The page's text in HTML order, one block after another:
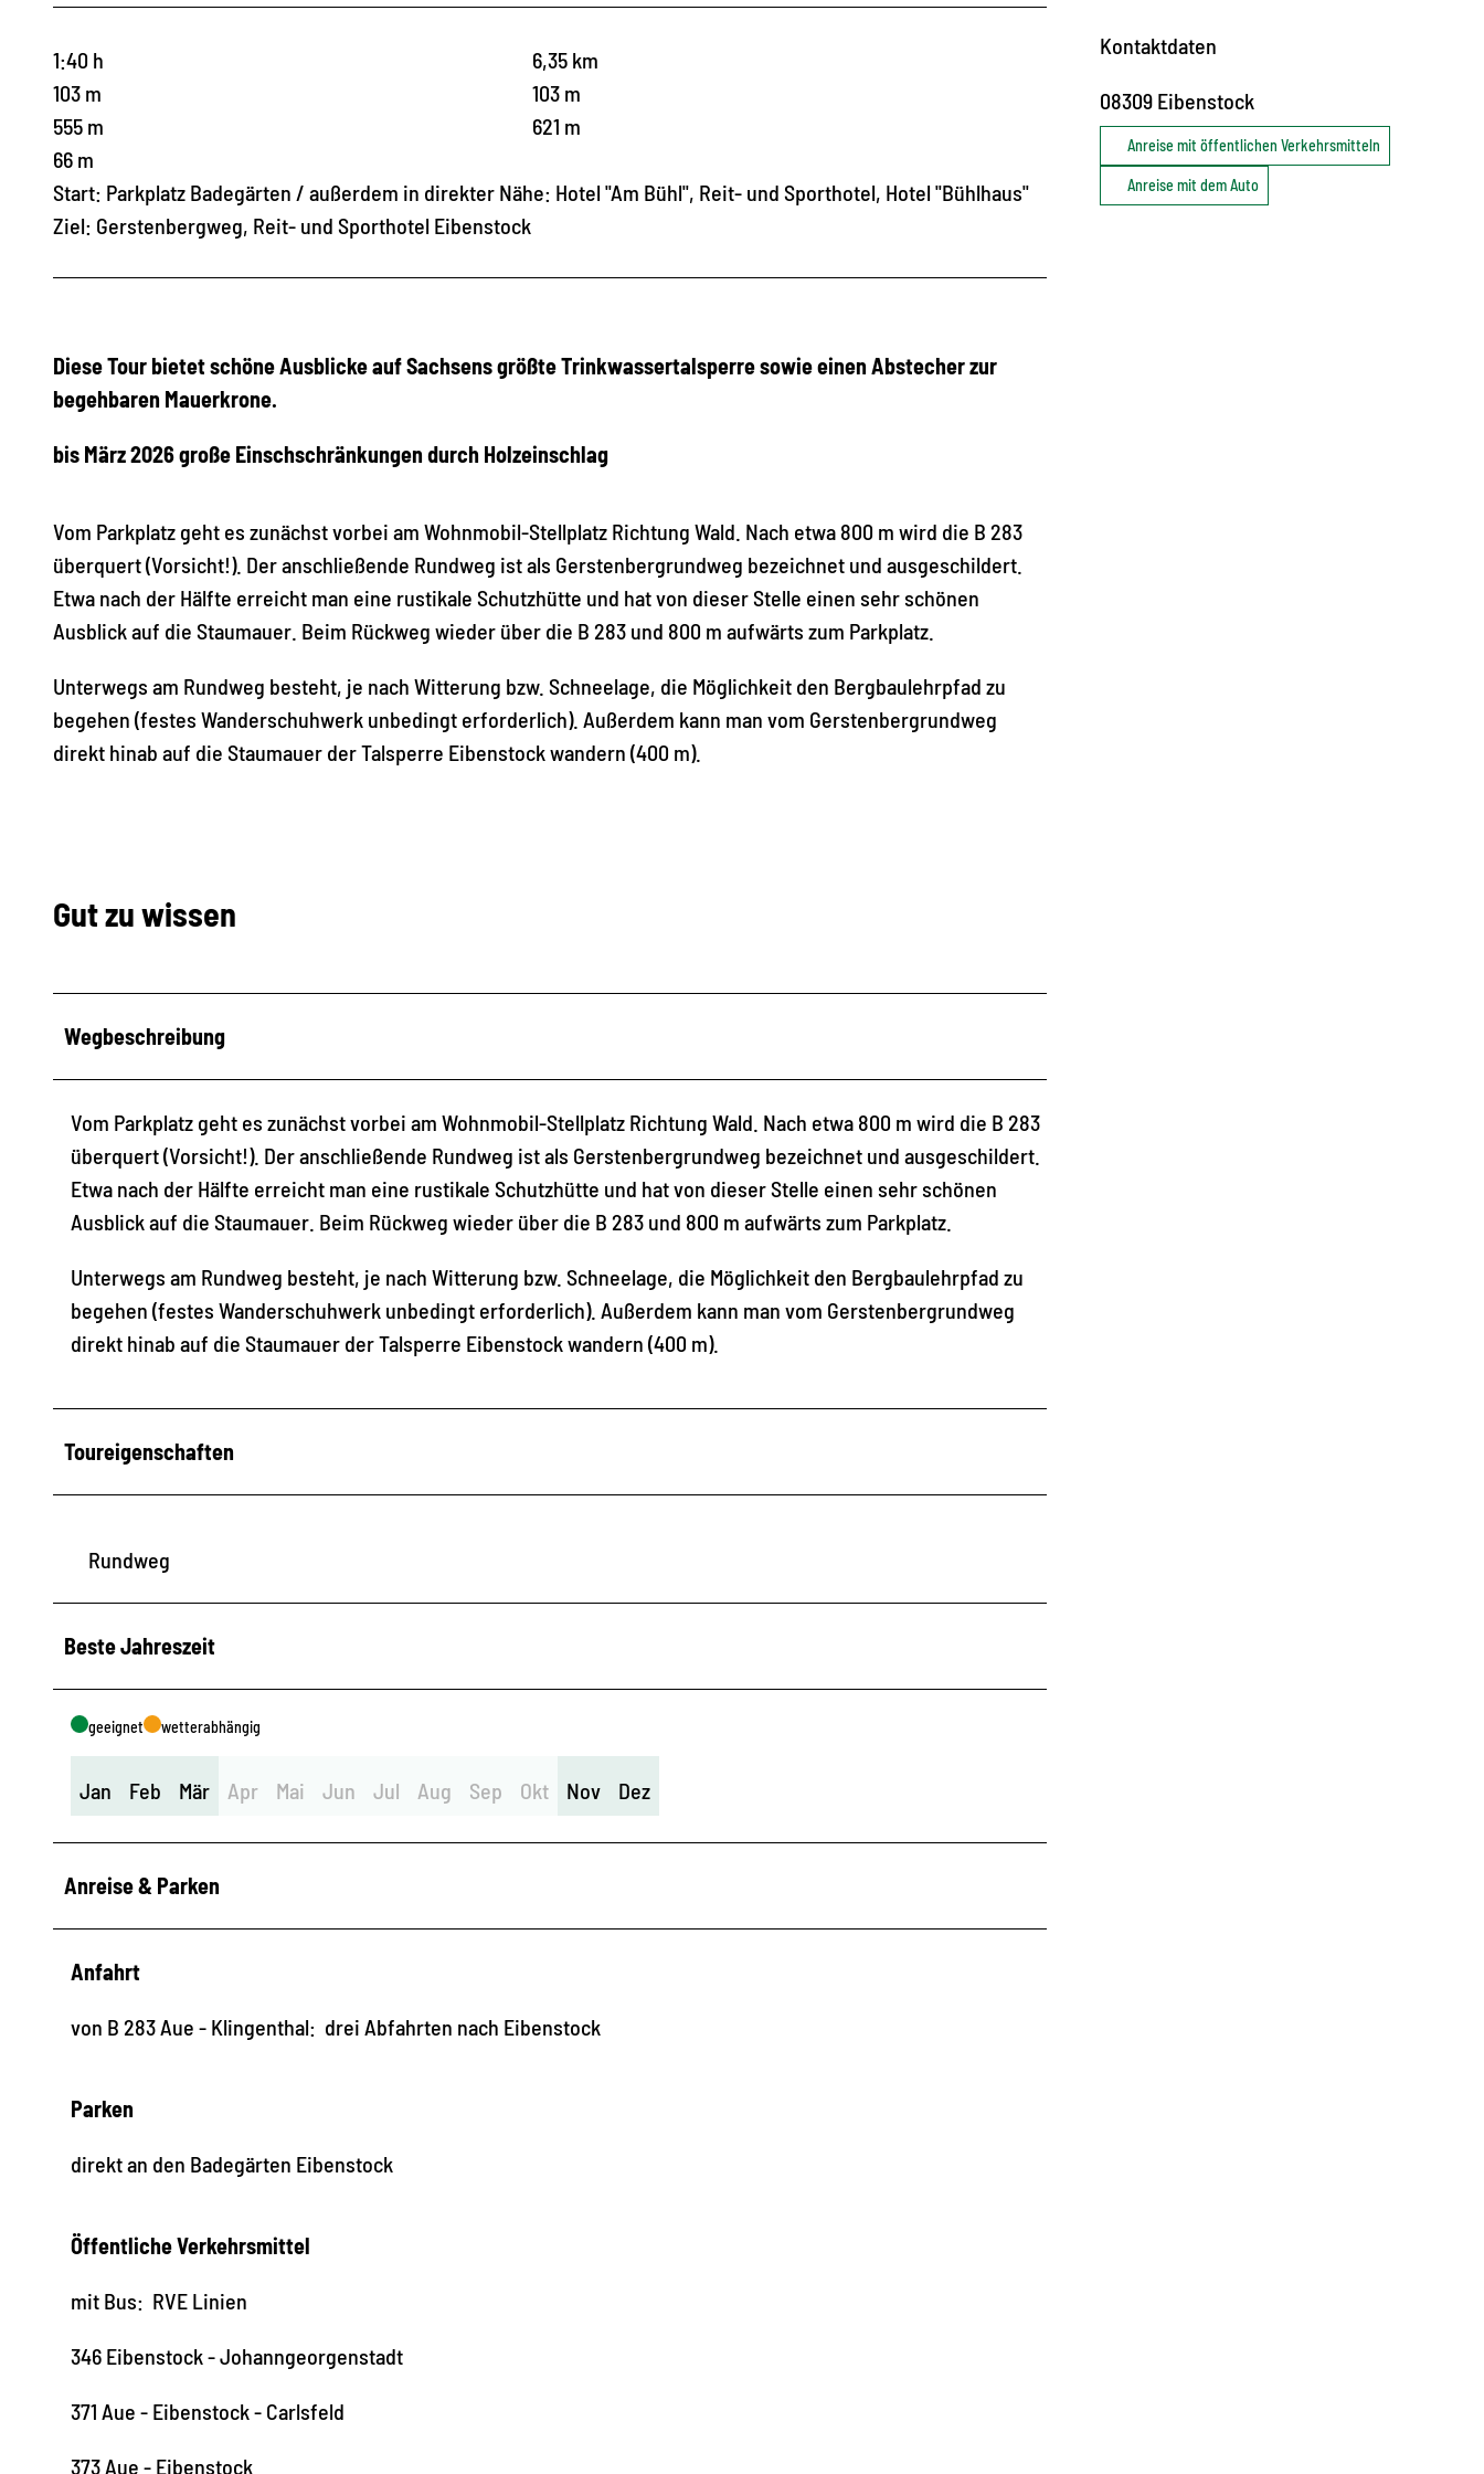
1:40 h
6,35 km
103 m
103 m
555 m
621 m
66 m
Start: Parkplatz Badegärten / außerdem in direkter Nähe: Hotel "Am Bühl", Reit- und Sporthotel, Hotel "Bühlhaus"
Ziel: Gerstenbergweg, Reit- und Sporthotel Eibenstock
Diese Tour bietet schöne Ausblicke auf Sachsens größte Trinkwassertalsperre sowie einen Abstecher zur
begehbaren Mauerkrone.
bis März 2026 große Einschschränkungen durch Holzeinschlag
Vom Parkplatz geht es zunächst vorbei am Wohnmobil-Stellplatz Richtung Wald. Nach etwa 800 m wird die B 283
überquert (Vorsicht!). Der anschließende Rundweg ist als Gerstenbergrundweg bezeichnet und ausgeschildert.
Etwa nach der Hälfte erreicht man eine rustikale Schutzhütte und hat von dieser Stelle einen sehr schönen
Ausblick auf die Staumauer. Beim Rückweg wieder über die B 283 und 800 m aufwärts zum Parkplatz.
Unterwegs am Rundweg besteht, je nach Witterung bzw. Schneelage, die Möglichkeit den Bergbaulehrpfad zu
begehen (festes Wanderschuhwerk unbedingt erforderlich). Außerdem kann man vom Gerstenbergrundweg
direkt hinab auf die Staumauer der Talsperre Eibenstock wandern (400 m).
Gut zu wissen
Wegbeschreibung
Vom Parkplatz geht es zunächst vorbei am Wohnmobil-Stellplatz Richtung Wald. Nach etwa 800 m wird die B 283
überquert (Vorsicht!). Der anschließende Rundweg ist als Gerstenbergrundweg bezeichnet und ausgeschildert.
Etwa nach der Hälfte erreicht man eine rustikale Schutzhütte und hat von dieser Stelle einen sehr schönen
Ausblick auf die Staumauer. Beim Rückweg wieder über die B 283 und 800 m aufwärts zum Parkplatz.
Unterwegs am Rundweg besteht, je nach Witterung bzw. Schneelage, die Möglichkeit den Bergbaulehrpfad zu
begehen (festes Wanderschuhwerk unbedingt erforderlich). Außerdem kann man vom Gerstenbergrundweg
direkt hinab auf die Staumauer der Talsperre Eibenstock wandern (400 m).
Toureigenschaften
Rundweg
Beste Jahreszeit
geeignet wetterabhängig
Jan Feb Mär Apr Mai Jun Jul Aug Sep Okt Nov Dez
Anreise & Parken
Anfahrt
von B 283 Aue - Klingenthal: drei Abfahrten nach Eibenstock
Parken
direkt an den Badegärten Eibenstock
Öffentliche Verkehrsmittel
mit Bus: RVE Linien
346 Eibenstock - Johanngeorgenstadt
371 Aue - Eibenstock - Carlsfeld
373 Aue - Eibenstock
Kontaktdaten
08309 Eibenstock
Anreise mit öffentlichen Verkehrsmitteln
Anreise mit dem Auto